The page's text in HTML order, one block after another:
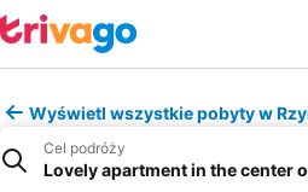
Wyświetl wszystkie pobyty w
Cel podróży
Lovely apartment in the center